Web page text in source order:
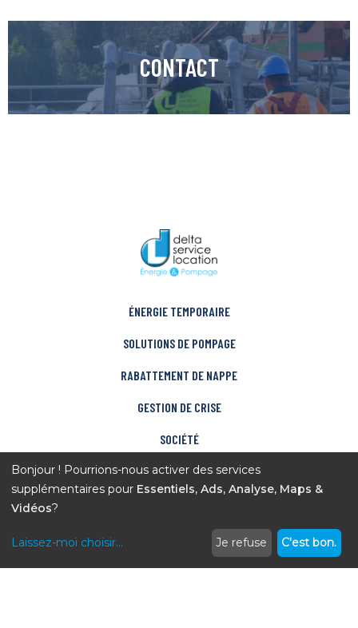
CONTACT
ÉNERGIE TEMPORAIRE
SOLUTIONS DE POMPAGE
RABATTEMENT DE NAPPE
GESTION DE CRISE
SOCIÉTÉ
CONTACT
© Copyright DSL – 2025. Tous droits réservés.Politique de
confidentialité et mentions légales
Bonjour ! Pourrions-nous activer des services
supplémentaires pour Essentiels, Ads, Analyse, Maps &
Vidéos?
Laissez-moi choisir... Je refuse C'est bon.